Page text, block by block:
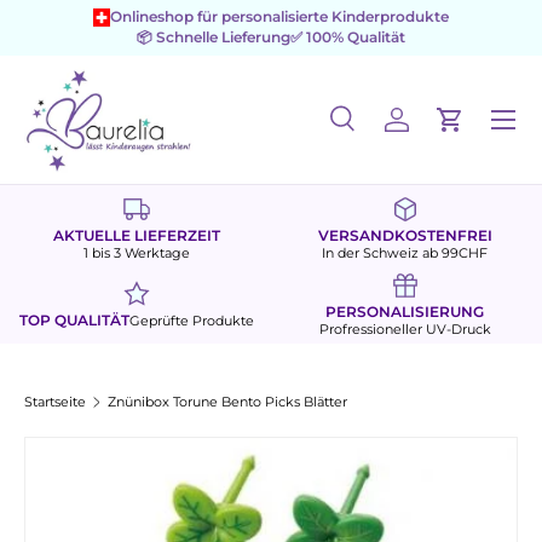
Direkt zum Inhalt
Onlineshop für personalisierte Kinderprodukte
📦 Schnelle Lieferung✅ 100% Qualität
Suchen
SucheEinloggen
Menü
AKTUELLE LIEFERZEIT
1 bis 3 Werktage
VERSANDKOSTENFREI
In der Schweiz ab 99CHF
TOP QUALITÄTGeprüfte Produkte PERSONALISIERUNG
Profressioneller UV-Druck
Startseite Znünibox Torune Bento Picks Blätter